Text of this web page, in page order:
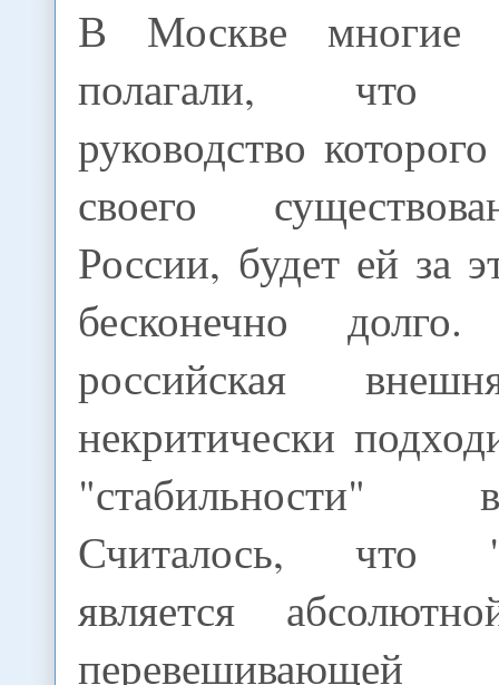
В Москве многие
полагали, что
руководство
своего
России, будет ей за
бесконечно
российская
некритически
Считалось, что
является